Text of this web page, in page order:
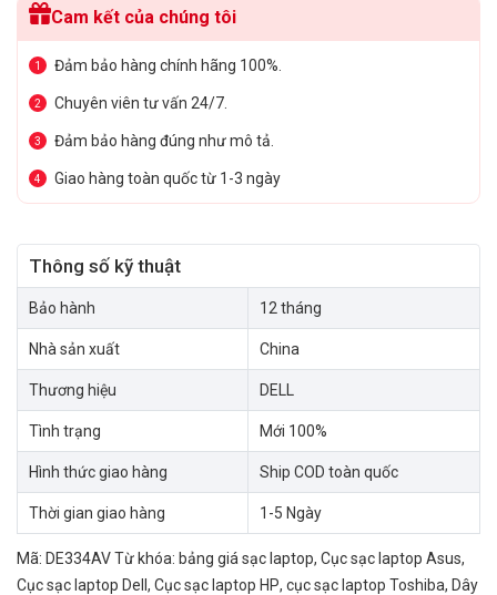
Cam kết của chúng tôi
1 Đảm bảo hàng chính hãng 100%.
2 Chuyên viên tư vấn 24/7.
3 Đảm bảo hàng đúng như mô tả.
4 Giao hàng toàn quốc từ 1-3 ngày
Thông số kỹ thuật
Bảo hành 12 tháng
Nhà sản xuất China
Thương hiệu DELL
Tình trạng Mới 100%
Hình thức giao hàng Ship COD toàn quốc
Thời gian giao hàng 1-5 Ngày
Mã: DE334AVTừ khóa: bảng giá sạc laptop, Cục sạc laptop Asus,
Cục sạc laptop Dell , Cục sạc laptop HP, cục sạc laptop Toshiba, Dây